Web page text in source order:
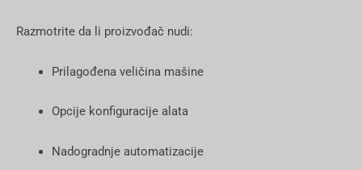
Razmotrite da li proizvođač nudi:
Prilagođena veličina mašine
Opcije konfiguracije alata
Nadogradnje automatizacije